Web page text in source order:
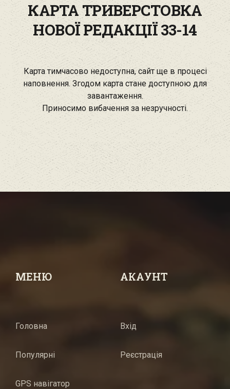
КАРТА ТРИВЕРСТОВКА
НОВОЇ РЕДАКЦІЇ 33-14
Карта тимчасово недоступна, сайт ще в процесі
наповнення. Згодом карта стане доступною для
завантаження.
Приносимо вибачення за незручності.
МЕНЮ
Головна
Популярні
GPS навігатор
АКАУНТ
Вхід
Реєстрація